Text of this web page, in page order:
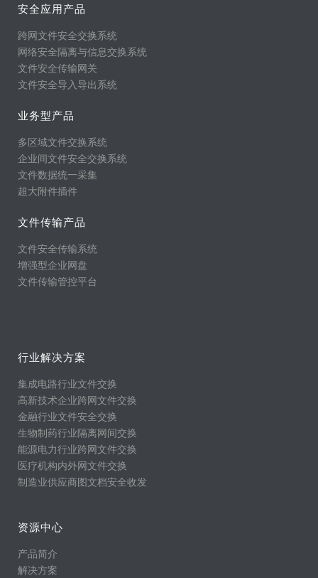
安全应用产品
跨网文件安全交换系统
网络安全隔离与信息交换系统
文件安全传输网关
文件安全导入导出系统
业务型产品
多区域文件交换系统
企业间文件安全交换系统
文件数据统一采集
超大附件插件
文件传输产品
文件安全传输系统
增强型企业网盘
文件传输管控平台
行业解决方案
集成电路行业文件交换
高新技术企业跨网文件交换
金融行业文件安全交换
生物制药行业隔离网间交换
能源电力行业跨网文件交换
医疗机构内外网文件交换
制造业供应商图文档安全收发
资源中心
产品简介
解决方案